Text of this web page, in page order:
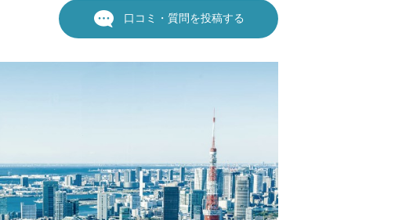
口コミ・質問を投稿する